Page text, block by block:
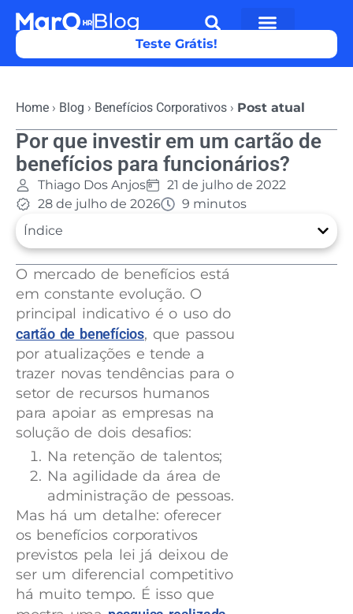
Teste Grátis!
Home › Blog › Benefícios Corporativos › Post atual
Por que investir em um cartão de
benefícios para funcionários?
Thiago Dos Anjos
21 de julho de 2022
28 de julho de 2026
9 minutos
Índice
O mercado de benefícios está
em constante evolução. O
principal indicativo é o uso do
cartão de benefícios, que passou
por atualizações e tende a
trazer novas tendências para o
setor de recursos humanos
para apoiar as empresas na
solução de dois desafios:
Na retenção de talentos;
Na agilidade da área de
administração de pessoas.
Mas há um detalhe: oferecer
os benefícios corporativos
previstos pela lei já deixou de
ser um diferencial competitivo
há muito tempo. É isso que